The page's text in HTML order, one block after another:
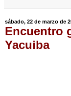
sábado, 22 de marzo de
Encuentro
Yacuiba